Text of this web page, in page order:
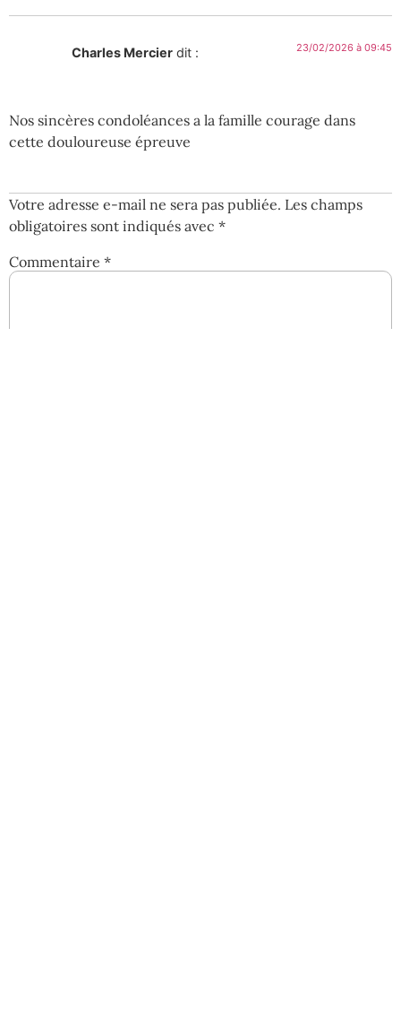
Charles Mercier dit : 23/02/2026 à 09:45
Nos sincères condoléances a la famille courage dans
cette douloureuse épreuve
Votre adresse e-mail ne sera pas publiée. Les champs
obligatoires sont indiqués avec *
Commentaire *